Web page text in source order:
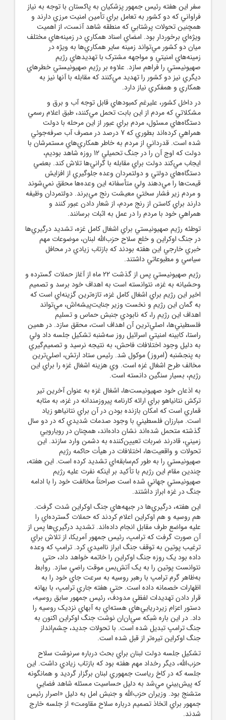
سفر اين هفته رئيس‌ جمهور پزشکيان به پاکستان با توجه به نياز
فراواني که دو کشور به تعامل براي تأمين امنيت مرزي دارند و
همچنين تحولات پرشتابي که منطقه شاهد آنست، از اهميت
ويژه‌اي برخوردار بود. امضاي اسناد همکاري در زمينه‌هاي مختلف
ميان دو کشور مي‌تواند زمينه‌ ساير همکاري‌ها به ويژه در
زمينه‌هاي امنيتي و مواجهه مشترک با تهديدهاي رژيم
صهيونيستي را فراهم سازد. علاوه بر رژيم صهيونيستي خطرهاي
ديگري نيز دو کشور را تهديد مي‌کنند که مقابله با آنها نيز به
همکاري و همفکري نياز دارد.
در داخل کشور، عليرغم کمبودهاي قابل توجه آب و برق و
مشکلاتي که مردم از اين بابت تحمل مي‌کنند، طبق اعلام رسمي
دستگاه‌هاي مسئول، مردم براي عبور از اين مرحله با دولت
همراهي کرده‌اند بطوري که 7 درصد در مصرف آب صرفه‌جوئي
شده است. قدرداني از مردم به خاطر همکاري‌هاي مستمرشان با
دولت که اوج آن را در جنگ تحميلي 12 روزه شاهد بوديم،
ايجاب مي‌کند دولت براي مقابله با گراني‌ها تلاش کند. بعضي
دستگاه‌هاي دولتي و دولتمردان وعده جلوگيري از افزايش
قيمت‌ها را مي‌دهند ولي متأسفانه اين وعده‌ها محقق نمي‌شوند
و مردم زير فشار سختي معيشت رنج مي‌برند. دولتمردان وظيفه
دارند براي کاستن از رنج مردم، از شعار دادن عبور کنند و
همراهي خود با مردم را در عمل به اثبات برسانند.
توطئه رژيم صهيونيستي براي اشغال کامل غزه، تشديد درگيري‌ها
در جنگ اوکراين و خلع سلاح حزب‌الله لبنان، موضوعات مهم
خبري خارجي اين هفته بودند که بازتاب زيادي در محافل
سياسي و مطبوعاتي داشتند.
رژيم صهيونيستي پس از گذشت 22 ماه از آغاز حملات گسترده و
وحشيانه به غزه، نتوانسته است به اهداف خود برسد و تصميم
اخير اين رژيم براي اشغال کامل غزه، تازه‌ترين گزينه‌اي است که
به گمان اين رژيم و نخست ‌وزير جنايت‌پيشه‌اش، مي‌تواند
اهداف اين رژيم را، که نابودي جنبش حماس و تسليم
فلسطيني‌ها، اصلي‌ترين آن اهداف است، محقق سازد. در همين
راستا، کابينه امنيتي اسرائيل روز سه‌شنبه تشکيل جلسه داد ولي
به دليل وجود اختلافات فاحش، به نتيجه نرسيد و تصميم‌گيري
به پنجشنبه (امروز) موکول شد. رئيس ستاد ارتش، اصلي‌ترين
مخالف طرح اشغال غزه است. وي هزينه اشغال غزه را براي اين
رژيم، بسيار سنگين دانسته است.
به اذعان خود صهيونيست‌ها، اشغال غزه به عنوان آخرين تير
ترکش نتانياهو براي ارائه کارنامه پيروزمندانه در غزه، به مثابه
قماري است که امکان بازنده بودن در آن براي نتانياهو زياد
است. مبارزان فلسطيني با وجود صدمات شديدي که در دو سال
گذشته متحمل شده‌اند نشان داده‌اند، همچنان در رويارويي
زميني، قادرند ضربات تعيين‌کننده به دشمن وارد سازند. اين
تحولات و واقعيت‌ها، اختلافات در هيأت حاکمه رژيم
صهيونيستي را به‌ طور کم‌سابقه‌اي تشديد کرده است. اين هفته،
چندين مقام اين رژيم با تأکيد بر اينکه نفرت عليه رژيم
صهيونيستي جهاني شده است صراحتاً مخالفت خود را با ادامه
جنگ در غزه ابراز داشتند.
اين هفته، درگيري‌ها در جبهه‌هاي جنگ اوکراين شدت گرفت.
هم روسيه و هم اوکراين اعلام کردند که حملات گسترده‌اي را
عليه مواضع طرف مقابل انجام داده‌اند. تشديد درگيري‌ها پس از
آن صورت گرفت که ترامپ، رئيس‌ جمهور آمريکا، از تلاش براي
ترغيب پوتين به توقف جنگ ابراز نااميدي کرد. ترامپ که وعده
داده بود يک روزه جنگ اوکراين را خاتمه خواهد داد، حتي
نتوانست پوتين را به يک آتش‌بس موقت راضي سازد. روابط
به‌ظاهر گرم ترامپ با رهبر روسيه به سرعت جاي خود را به
اظهارات خصمانه داده است. حتي هفته جاري ترامپ، با بهانه
قرار دادن تهديدات لفظي مدودف، رئيس ‌جمهور سابق روسيه،
دستور اعزام زيردريايي‌هاي هسته‌اي به آبهاي نزديک روسيه را
داد. در اين باره شبکه سي‌ان‌ان نوشت جنگ اوکراين اکنون به
جنگ ترامپ تبديل شده است. با تحولات جديد، چشم‌انداز
جنگ اوکراين تيره‌تر از قبل شده است.
تشکيل جلسه دولت لبنان براي بحث درباره سرنوشت سلاح
حزب‌الله، ديگر رخداد مهم هفته بود که بازتاب زيادي داشت. اين
جلسه که در کاخ رياست‌ جمهوري لبنان برگزار گرديد و همانگونه
که پيش‌بيني مي‌شد به دليل حساسيت مسئله شاهد فضايي
متشنج بود. وزيران حزب‌الله و جنبش امل به دليل «اصرار رئيس
‌جمهور براي اتخاذ تصميم درباره سلاح مقاومت» از جلسه خارج
شدند.